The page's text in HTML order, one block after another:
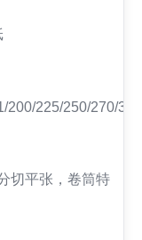
200/225/250/270/
平张，卷筒特